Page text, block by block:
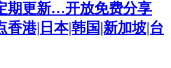
期更新…开放免费分享
香港|日本|韩国|新加坡|台